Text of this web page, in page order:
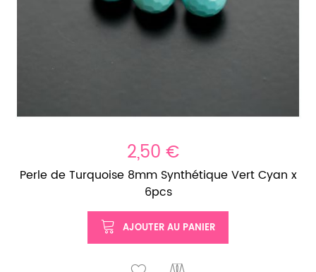
2,50 €
Perle de Turquoise 8mm Synthétique Vert Cyan x
6pcs
AJOUTER AU PANIER